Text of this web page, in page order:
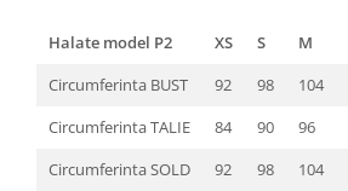
Halate model P2 XS S M
Circumferinta BUST
92 98 104
Circumferinta TALIE
84 90 96
Circumferinta SOLD
92 98 104